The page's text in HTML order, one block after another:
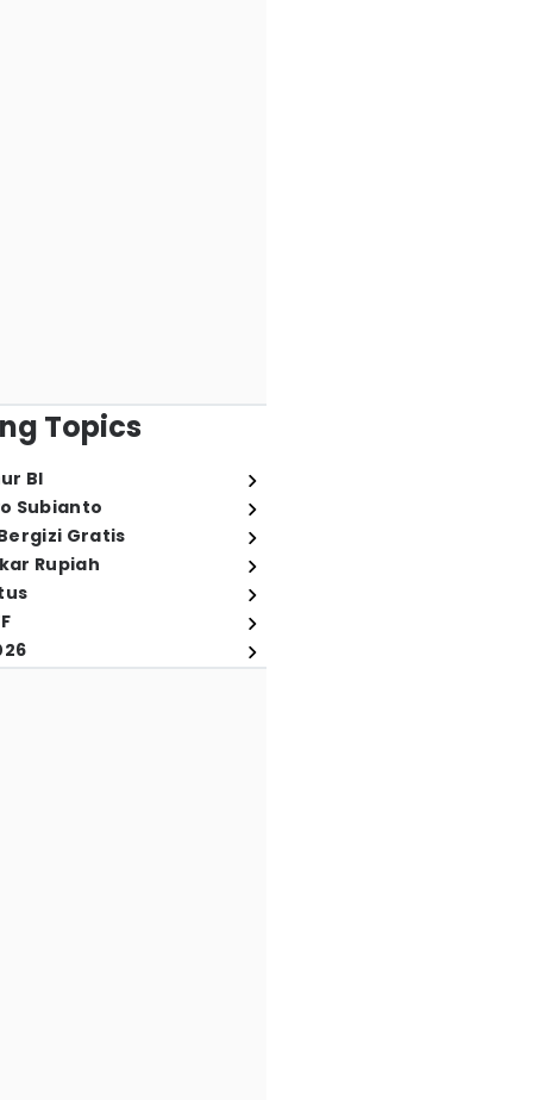
Topics
BI
Subianto
Gratis
Rupiah